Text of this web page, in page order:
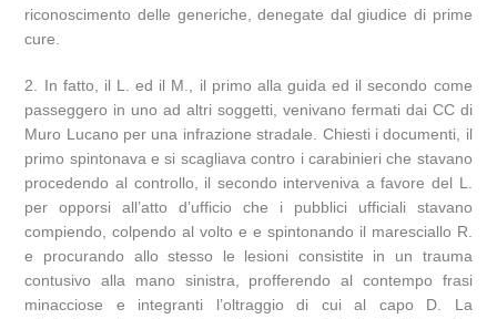
riconoscimento delle generiche, denegate dal giudice di prime
cure.
2. In fatto, il L. ed il M., il primo alla guida ed il secondo come
passeggero in uno ad altri soggetti, venivano fermati dai CC di
Muro Lucano per una infrazione stradale. Chiesti i documenti, il
primo spintonava e si scagliava contro i carabinieri che stavano
procedendo al controllo, il secondo interveniva a favore del L.
per opporsi all’atto d’ufficio che i pubblici ufficiali stavano
compiendo, colpendo al volto e e spintonando il maresciallo R.
e procurando allo stesso le lesioni consistite in un trauma
contusivo alla mano sinistra, profferendo al contempo frasi
minacciose e integranti l’oltraggio di cui al capo D. La